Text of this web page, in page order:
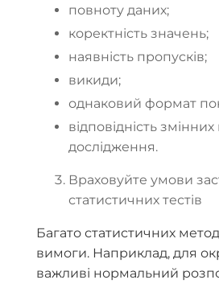
повноту даних;
коректність значень;
наявність пропусків;
викиди;
однаковий формат
відповідність змінних
дослідження.
Враховуйте умови
статистичних тестів
Багато статистичних
вимоги. Наприклад, для
важливі нормальний